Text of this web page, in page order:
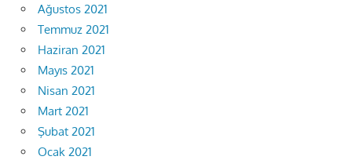
Ağustos 2021
Temmuz 2021
Haziran 2021
Mayıs 2021
Nisan 2021
Mart 2021
Şubat 2021
Ocak 2021